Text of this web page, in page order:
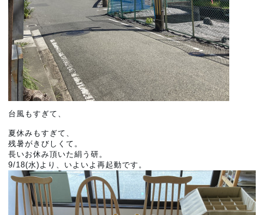
台風もすぎて、
夏休みもすぎて、
残暑がきびしくて。
長いお休み頂いた絹う研。
9/18(水)より、いよいよ再起動です。